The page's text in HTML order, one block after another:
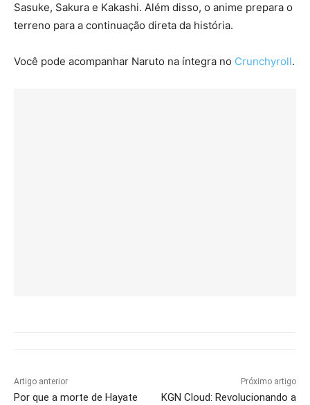
Sasuke, Sakura e Kakashi. Além disso, o anime prepara o
terreno para a continuação direta da história.
Você pode acompanhar Naruto na íntegra no Crunchyroll.
Artigo anterior
Por que a morte de Hayate
Próximo artigo
KGN Cloud: Revolucionando a